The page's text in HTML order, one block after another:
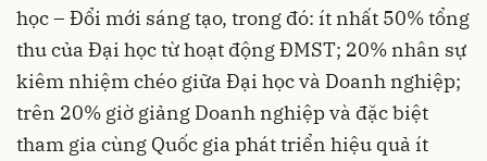
học – Đổi mới sáng tạo, trong đó: ít nhất 50% tổng
thu của Đại học từ hoạt động ĐMST; 20% nhân sự
kiêm nhiệm chéo giữa Đại học và Doanh nghiệp;
trên 20% giờ giảng Doanh nghiệp và đặc biệt
tham gia cùng Quốc gia phát triển hiệu quả ít